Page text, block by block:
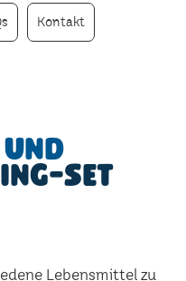
Kontakt
und
Set